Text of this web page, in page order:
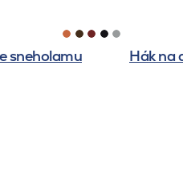
sneholamu Hák na